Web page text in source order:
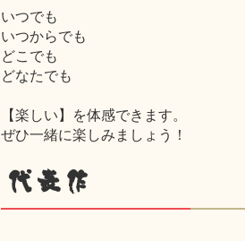
いつでも
いつからでも
どこでも
どなたでも
【楽しい】を体感できます。
ぜひ一緒に楽しみましょう！
代表作